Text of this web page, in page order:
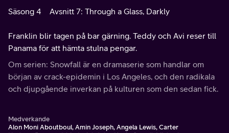
Säsong 4 Avsnitt 7: Through a Glass, Darkly
Franklin blir tagen på bar gärning. Teddy och Avi reser till
Panama för att hämta stulna pengar.
Om serien: Snowfall är en dramaserie som handlar om
början av crack-epidemin i Los Angeles, och den radikala
och djupgående inverkan på kulturen som den sedan fick.
Medverkande
Alon Moni Aboutboul, Amin Joseph, Angela Lewis, Carter